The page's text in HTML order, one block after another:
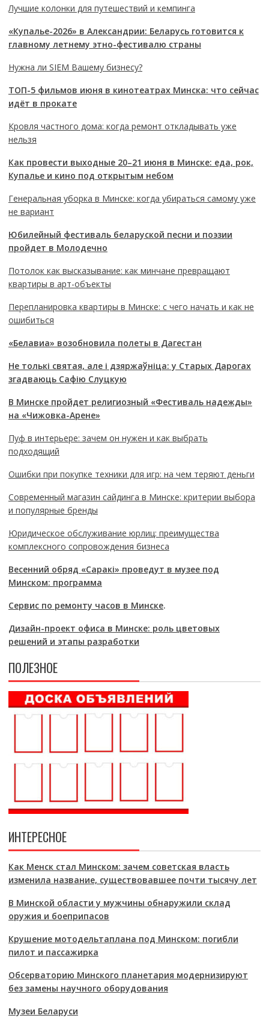
Лучшие колонки для путешествий и кемпинга
«Купалье-2026» в Александрии: Беларусь готовится к
главному летнему этно-фестивалю страны
Нужна ли SIEM Вашему бизнесу?
ТОП-5 фильмов июня в кинотеатрах Минска: что сейчас
идёт в прокате
Кровля частного дома: когда ремонт откладывать уже
нельзя
Как провести выходные 20–21 июня в Минске: еда, рок,
Купалье и кино под открытым небом
Генеральная уборка в Минске: когда убираться самому уже
не вариант
Юбилейный фестиваль беларуской песни и поэзии
пройдет в Молодечно
Потолок как высказывание: как минчане превращают
квартиры в арт-объекты
Перепланировка квартиры в Минске: с чего начать и как не
ошибиться
«Белавиа» возобновила полеты в Дагестан
Не толькі святая, але і дзяржаўніца: у Старых Дарогах
згадваюць Сафію Слуцкую
В Минске пройдет религиозный «Фестиваль надежды»
на «Чижовка-Арене»
Пуф в интерьере: зачем он нужен и как выбрать
подходящий
Ошибки при покупке техники для игр: на чем теряют деньги
Современный магазин сайдинга в Минске: критерии выбора
и популярные бренды
Юридическое обслуживание юрлиц: преимущества
комплексного сопровождения бизнеса
Весенний обряд «Саракі» проведут в музее под
Минском: программа
Сервис по ремонту часов в Минске.
Дизайн-проект офиса в Минске: роль цветовых
решений и этапы разработки
ПОЛЕЗНОЕ
ИНТЕРЕСНОЕ
Как Менск стал Минском: зачем советская власть
изменила название, существовавшее почти тысячу лет
В Минской области у мужчины обнаружили склад
оружия и боеприпасов
Крушение мотодельтаплана под Минском: погибли
пилот и пассажирка
Обсерваторию Минского планетария модернизируют
без замены научного оборудования
Музеи Беларуси